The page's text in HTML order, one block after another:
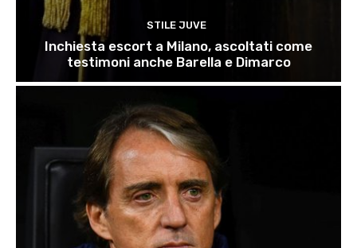
STILE JUVE
Inchiesta escort a Milano, ascoltati come
testimoni anche Barella e Dimarco